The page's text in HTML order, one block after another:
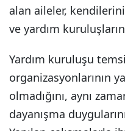
alan aileler,
ve yardım
Yardım kuruluşu
organizasyonlarının
olmadığını, aynı
dayanışma